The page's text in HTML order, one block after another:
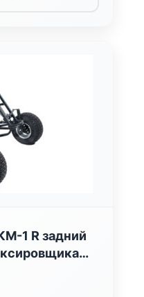
1 R задний